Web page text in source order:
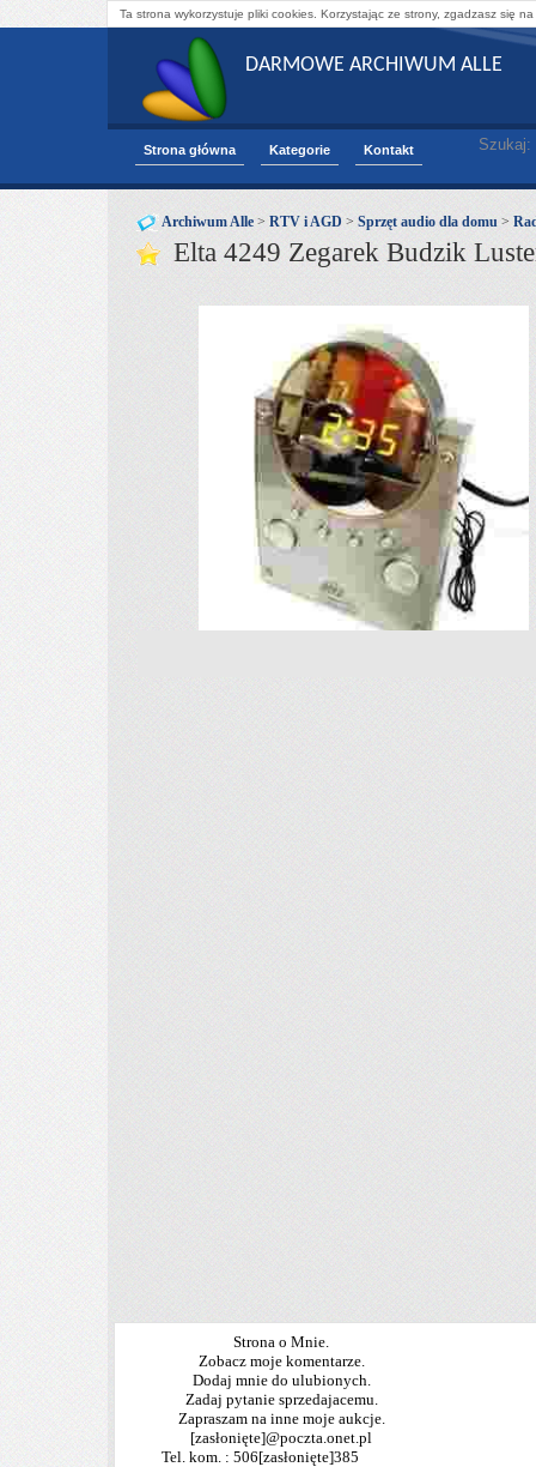
Ta strona wykorzystuje pliki cookies. Korzystając ze strony, zgadzasz się
DARMOWE ARCHIWUM ALLE
Strona główna Kategorie Kontakt Szukaj:
Archiwum Alle > RTV i AGD > Sprzęt audio dla domu >
Elta 4249 Zegarek Budzik
Strona o Mnie.
Zobacz moje komentarze.
Dodaj mnie do ulubionych.
Zadaj pytanie sprzedajacemu.
Zapraszam na inne moje aukcje.
[zasłonięte]@poczta.onet.pl
Tel. kom. : 506[zasłonięte]385